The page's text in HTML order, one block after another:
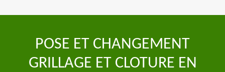
POSE ET CHANGEMENT
GRILLAGE ET CLOTURE EN